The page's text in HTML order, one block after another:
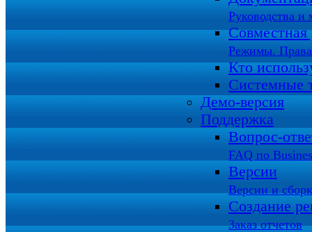
Руководства и
Совместная
Режимы. Права
Кто
Системные
Демо-версия
Поддержка
Вопрос-
FAQ по
Версии
Версии и
Создание
Заказ отчетов